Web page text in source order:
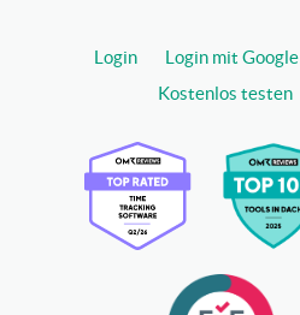
Login Login mit Google
Kostenlos testen